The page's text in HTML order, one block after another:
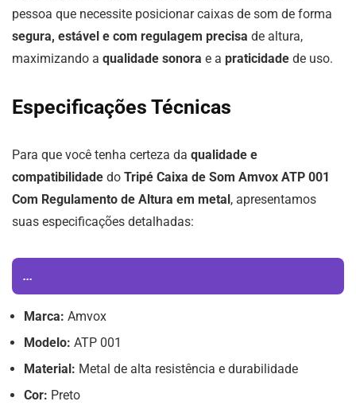
pessoa que necessite posicionar caixas de som de forma
segura, estável e com regulagem precisa de altura,
maximizando a qualidade sonora e a praticidade de uso.
Especificações Técnicas
Para que você tenha certeza da qualidade e
compatibilidade do Tripé Caixa de Som Amvox ATP 001
Com Regulamento de Altura em metal, apresentamos
suas especificações detalhadas:
...
Marca: Amvox
Modelo: ATP 001
Material: Metal de alta resistência e durabilidade
Cor: Preto